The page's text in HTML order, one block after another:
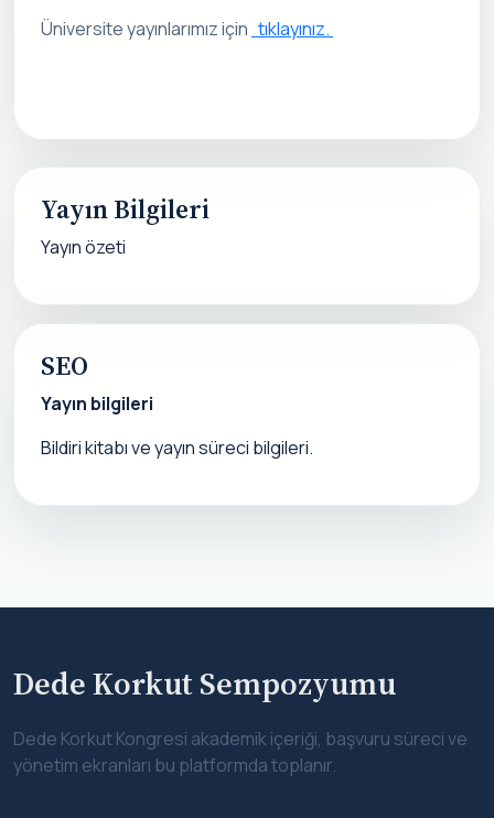
Üniversite yayınlarımız için tıklayınız.
Yayın Bilgileri
Yayın özeti
SEO
Yayın bilgileri
Bildiri kitabı ve yayın süreci bilgileri.
Dede Korkut Sempozyumu
Dede Korkut Kongresi akademik içeriği, başvuru süreci ve
yönetim ekranları bu platformda toplanır.